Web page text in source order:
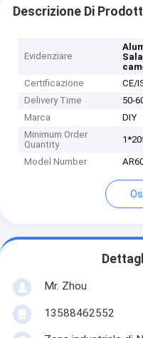
Descrizione Di
Evidenziare
Certificazione
CE/
Delivery Time
50-
Marca
DIY
Minimum Order
Quantity
Model Number
Mr. Zhou
13588462552